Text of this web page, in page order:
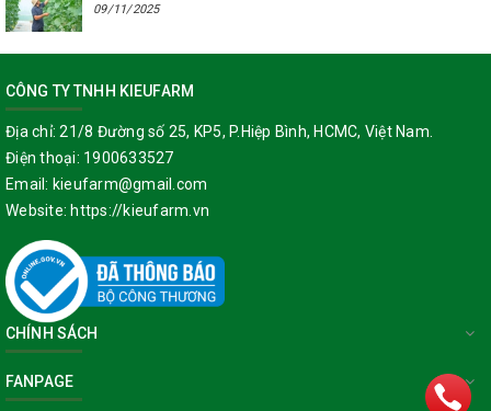
09/11/2025
CÔNG TY TNHH KIEUFARM
Địa chỉ: 21/8 Đường số 25, KP5, P.Hiệp Bình, HCMC, Việt Nam.
Điện thoại: 1900633527
Email: kieufarm@gmail.com
Website: https://kieufarm.vn
CHÍNH SÁCH
FANPAGE